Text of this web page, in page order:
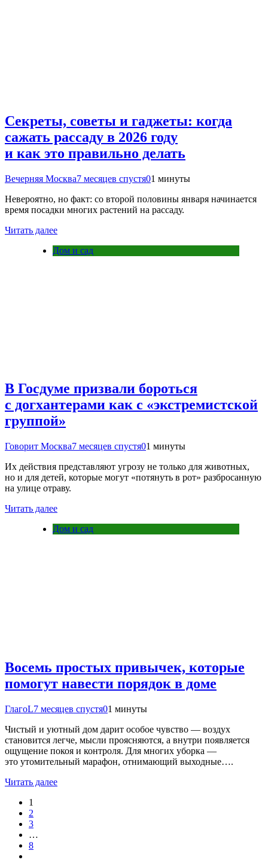
Секреты, советы и гаджеты: когда
сажать рассаду в 2026 году
и как это правильно делать
Вечерняя Москва7 месяцев спустя01 минуты
Невероятно, но факт: со второй половины января начинается
время посадки многих растений на рассаду.
Читать далее
Дом и сад
В Госдуме призвали бороться
с догхантерами как с «экстремистской
группой»
Говорит Москва7 месяцев спустя01 минуты
Их действия представляют угрозу не только для животных,
но и для детей, которые могут «потянуть в рот» разбросанную
на улице отраву.
Читать далее
Дом и сад
Восемь простых привычек, которые
помогут навести порядок в доме
ГлагоL7 месяцев спустя01 минуты
Чистый и уютный дом дарит особое чувство — воздух
становится легче, мысли проясняются, а внутри появляется
ощущение покоя и контроля. Для многих уборка —
это утомительный марафон, отнимающий выходные….
Читать далее
1
2
3
…
8